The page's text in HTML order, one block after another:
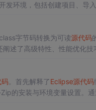
发环境，包括创建项目、导
字节码转换为可读源代码
述了高级特性、性能优化
。首先解释了Eclipse源代码
的安装与环境变量设置。